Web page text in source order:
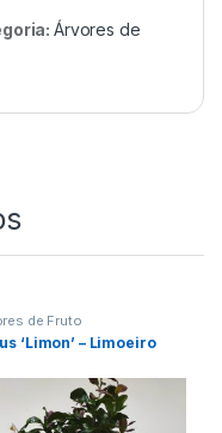
Árvores de
de Fruto
‘Limon’ – Limoeiro